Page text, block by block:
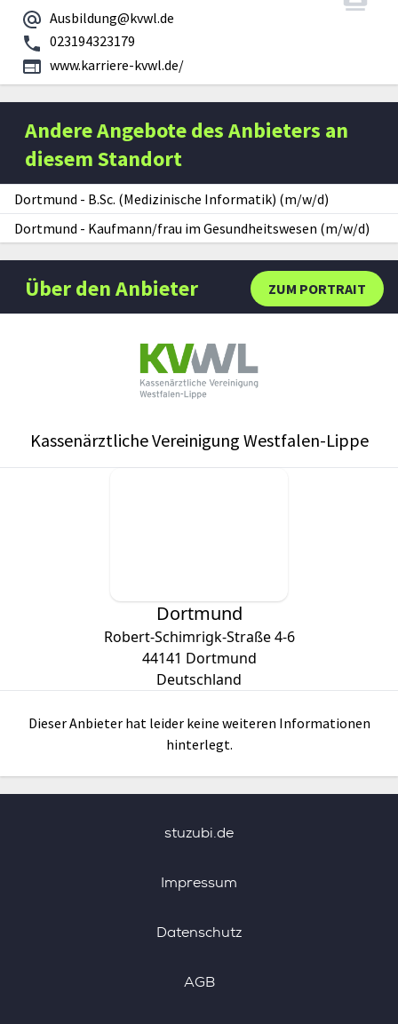
Ausbildung@kvwl.de
023194323179
www.karriere-kvwl.de/
Andere Angebote des Anbieters an
diesem Standort
Dortmund - B.Sc. (Medizinische Informatik) (m/w/d)
Dortmund - Kaufmann/frau im Gesundheitswesen (m/w/d)
ZUM PORTRAIT
Über den Anbieter
Kassenärztliche Vereinigung Westfalen-Lippe
Dortmund
Robert-Schimrigk-Straße 4-6
44141 Dortmund
Deutschland
Dieser Anbieter hat leider keine weiteren Informationen
hinterlegt.
stuzubi.de
Impressum
Datenschutz
AGB